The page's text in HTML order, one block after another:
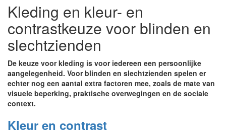
Kleding en kleur- en
contrastkeuze voor blinden en
slechtzienden
De keuze voor kleding is voor iedereen een persoonlijke
aangelegenheid. Voor blinden en slechtzienden spelen er
echter nog een aantal extra factoren mee, zoals de mate van
visuele beperking, praktische overwegingen en de sociale
context.
Kleur en contrast